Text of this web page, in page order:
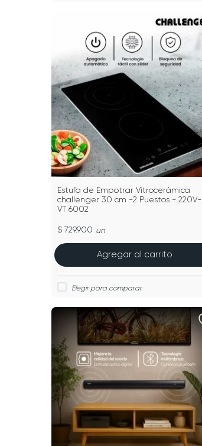
Estufa de Empotrar Vitrocerámica
challenger 30 cm -2 Puestos - 220V-
VT 6002
$ 729.900 un
Agregar al carrito